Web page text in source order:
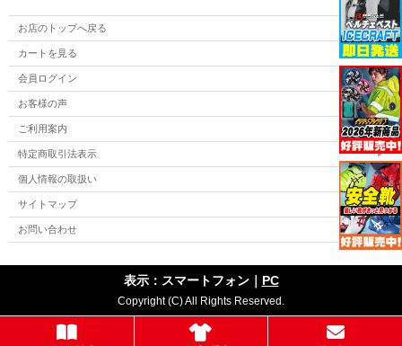
お店のトップへ戻る
カートを見る
会員ログイン
お客様の声
ご利用案内
特定商取引法表示
個人情報の取扱い
サイトマップ
お問い合わせ
表示：スマートフォン｜ PC
Copyright (C) All Rights Reserved.